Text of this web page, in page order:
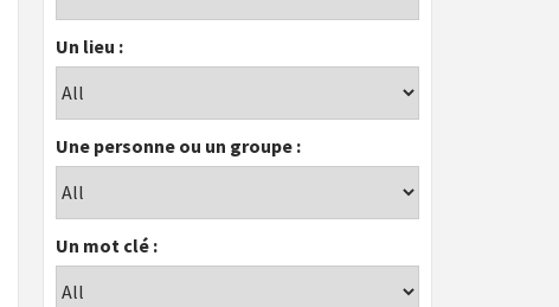
Un lieu :
Une personne ou un groupe :
Un mot clé :